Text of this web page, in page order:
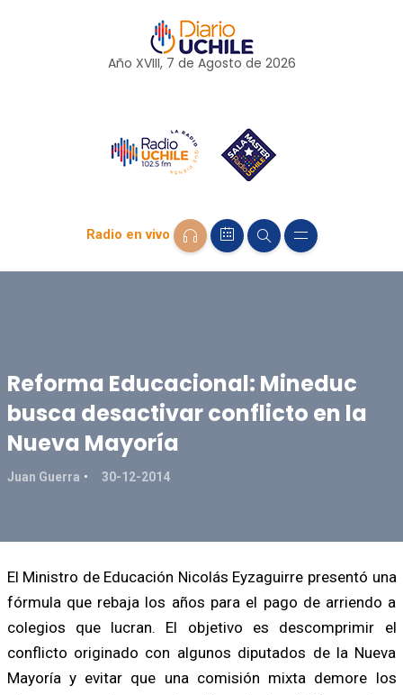
Año XVIII, 7 de Agosto de 2026
Radio en vivo
Reforma Educacional: Mineduc
busca desactivar conflicto en la
Nueva Mayoría
Juan Guerra 30-12-2014
El Ministro de Educación Nicolás Eyzaguirre presentó una
fórmula que rebaja los años para el pago de arriendo a
colegios que lucran. El objetivo es descomprimir el
conflicto originado con algunos diputados de la Nueva
Mayoría y evitar que una comisión mixta demore los